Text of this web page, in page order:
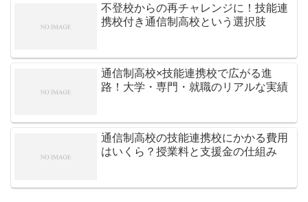
不登校からの再チャレンジに！技能連
携校付き通信制高校という選択肢
通信制高校×技能連携校で広がる進
路！大学・専門・就職のリアルな実績
通信制高校の技能連携校にかかる費用
はいくら？授業料と支援金の仕組み